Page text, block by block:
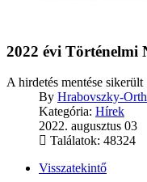
2022 évi Történelmi
A hirdetés mentése sikerült
By Hrabovszky-
Kategória: Hírek
2022. augusztus 03
Találatok: 48324
Visszatekintő